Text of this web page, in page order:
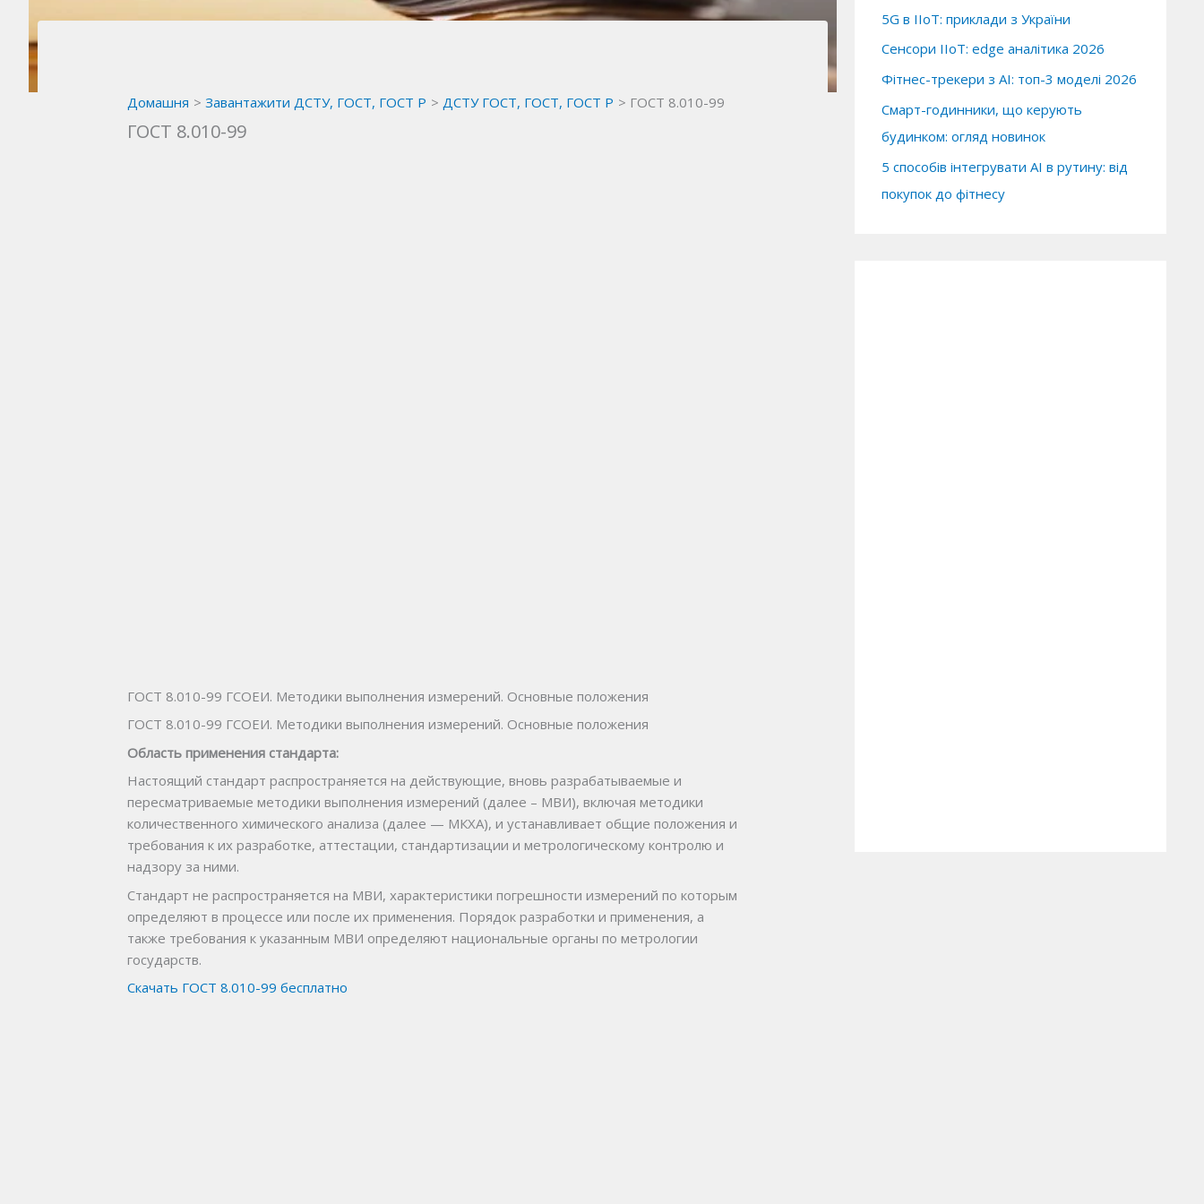
Домашня Завантажити ДСТУ, ГОСТ, ГОСТ Р ДСТУ ГОСТ, ГОСТ, ГОСТ Р ГОСТ 8.010-99
ГОСТ 8.010-99
ГОСТ 8.010-99 ГСОЕИ. Методики выполнения измерений. Основные положения
ГОСТ 8.010-99 ГСОЕИ. Методики выполнения измерений. Основные положения
Область применения стандарта:
Настоящий стандартраспространяетсянадействующие, вновь разрабатываемые и
пересматри­ваемые методики выполнения измерений (далее – МВИ), включая методики
количественного хими­ческого анализа (далее — МКХА), и устанавливает общие положения и
требования к их разработке, аттестации, стандартизации и метрологическому контролю и
надзору за ними.
Стандарт не распространяется на МВИ, характеристики погрешности измерений по которым
определяют в процессе или после их применения. Порядок разработки и применения, а
также требо­вания к указанным МВИ определяют национальные органы по метрологии
государств.
Скачать ГОСТ 8.010-99 бесплатно
5G в IIoT: приклади з України
Сенсори IIoT: edge аналітика 2026
Фітнес-трекери з AI: топ-3 моделі 2026
Смарт-годинники, що керують
будинком: огляд новинок
5 способів інтегрувати AI в рутину: від
покупок до фітнесу